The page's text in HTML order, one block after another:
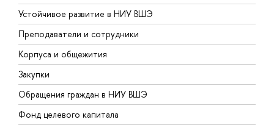
Устойчивое развитие в НИУ ВШЭ
Преподаватели и сотрудники
Корпуса и общежития
Закупки
Обращения граждан в НИУ ВШЭ
Фонд целевого капитала